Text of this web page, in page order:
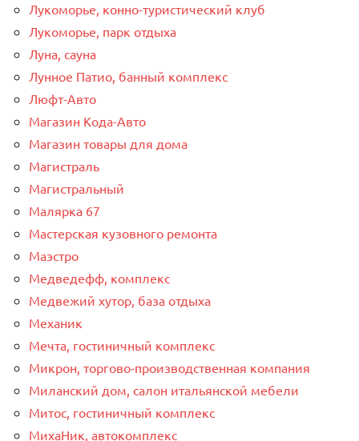
Лукоморье, конно-туристический клуб
Лукоморье, парк отдыха
Луна, сауна
Лунное Патио, банный комплекс
Люфт-Авто
Магазин Кода-Авто
Магазин товары для дома
Магистраль
Магистральный
Малярка 67
Мастерская кузовного ремонта
Маэстро
Медведефф, комплекс
Медвежий хутор, база отдыха
Механик
Мечта, гостиничный комплекс
Микрон, торгово-производственная компания
Миланский дом, салон итальянской мебели
Митос, гостиничный комплекс
МихаНик, автокомплекс